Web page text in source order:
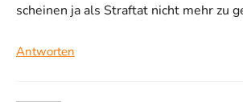
scheinen ja als Straftat nicht mehr zu
Antworten